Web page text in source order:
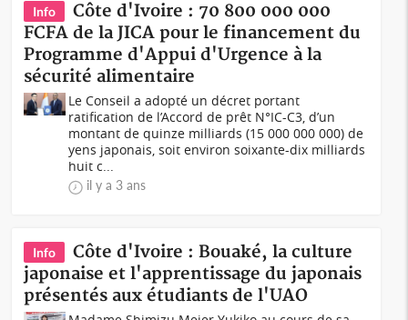
Info
Côte d'Ivoire : 70 800 000 000
FCFA de la JICA pour le financement du
Programme d'Appui d'Urgence à la
sécurité alimentaire
Le Conseil a adopté un décret portant
ratification de l’Accord de prêt N°IC-C3, d’un
montant de quinze milliards (15 000 000 000) de
yens japonais, soit environ soixante-dix milliards
huit c...
il y a 3 ans
Info
Côte d'Ivoire : Bouaké, la culture
japonaise et l'apprentissage du japonais
présentés aux étudiants de l'UAO